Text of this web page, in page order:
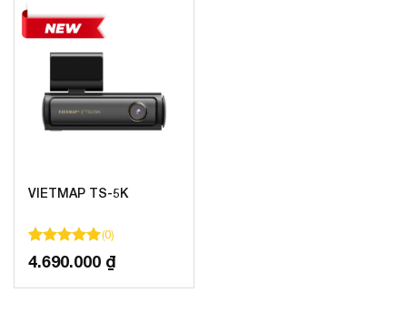
VIETMAP TS-5K
100trên 5 dựa trên
100
(0)
4.690.000 ₫